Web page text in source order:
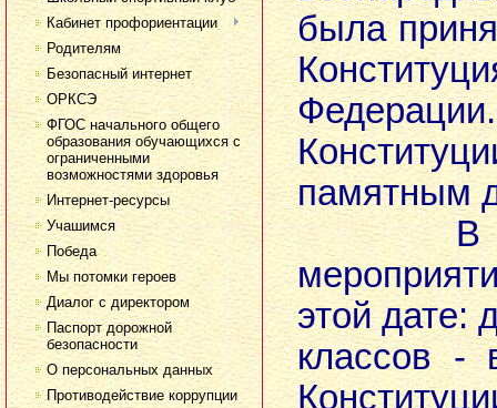
Кабинет профориентации
Родителям
Безопасный интернет
ОРКСЭ
ФГОС начального общего
образования обучающихся с
ограниченными
возможностями здоровья
Интернет-ресурсы
Учашимся
Победа
Мы потомки героев
Диалог с директором
Паспорт дорожной
безопасности
О персональных данных
Противодействие коррупции
была
памятным
В
этой дате:
классов -